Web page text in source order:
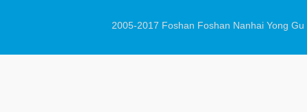
2005-2017 Foshan Foshan Nanhai Yong